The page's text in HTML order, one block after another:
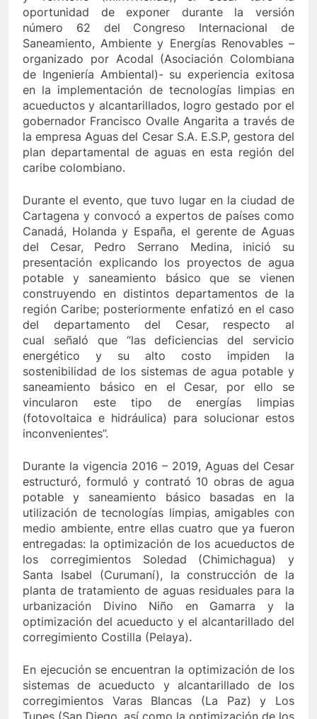
de Berosca y Jesús Vides Con éxito se
3 Años Ago
docente que abusó sexualmente de niña de 13 años
oportunidad de exponer durante la versión
número 62 del Congreso Internacional de
Saneamiento, Ambiente y Energías Renovables –
organizado por Acodal (Asociación Colombiana
de Ingeniería Ambiental)- su experiencia exitosa
en la implementación de tecnologías limpias en
acueductos y alcantarillados, logro gestado por el
gobernador Francisco Ovalle Angarita a través de
la empresa Aguas del Cesar S.A. E.S.P, gestora del
plan departamental de aguas en esta región del
caribe colombiano.
Durante el evento, que tuvo lugar en la ciudad de
Cartagena y convocó a expertos de países como
Canadá, Holanda y España, el gerente de Aguas
del Cesar, Pedro Serrano Medina, inició su
presentación explicando los proyectos de agua
potable y saneamiento básico que se vienen
construyendo en distintos departamentos de la
región Caribe; posteriormente enfatizó en el caso
del departamento del Cesar, respecto al
cual señaló que “las deficiencias del servicio
energético y su alto costo impiden la
sostenibilidad de los sistemas de agua potable y
saneamiento básico en el Cesar, por ello se
vincularon este tipo de energías limpias
(fotovoltaica e hidráulica) para solucionar estos
inconvenientes”.
Durante la vigencia 2016 – 2019, Aguas del Cesar
estructuró, formuló y contrató 10 obras de agua
potable y saneamiento básico basadas en la
utilización de tecnologías limpias, amigables con
medio ambiente, entre ellas cuatro que ya fueron
entregadas: la optimización de los acueductos de
los corregimientos Soledad (Chimichagua) y
Santa Isabel (Curumaní), la construcción de la
planta de tratamiento de aguas residuales para la
urbanización Divino Niño en Gamarra y la
optimización del acueducto y el alcantarillado del
corregimiento Costilla (Pelaya).
En ejecución se encuentran la optimización de los
sistemas de acueducto y alcantarillado de los
corregimientos Varas Blancas (La Paz) y Los
Tupes (San Diego, así como la optimización de los